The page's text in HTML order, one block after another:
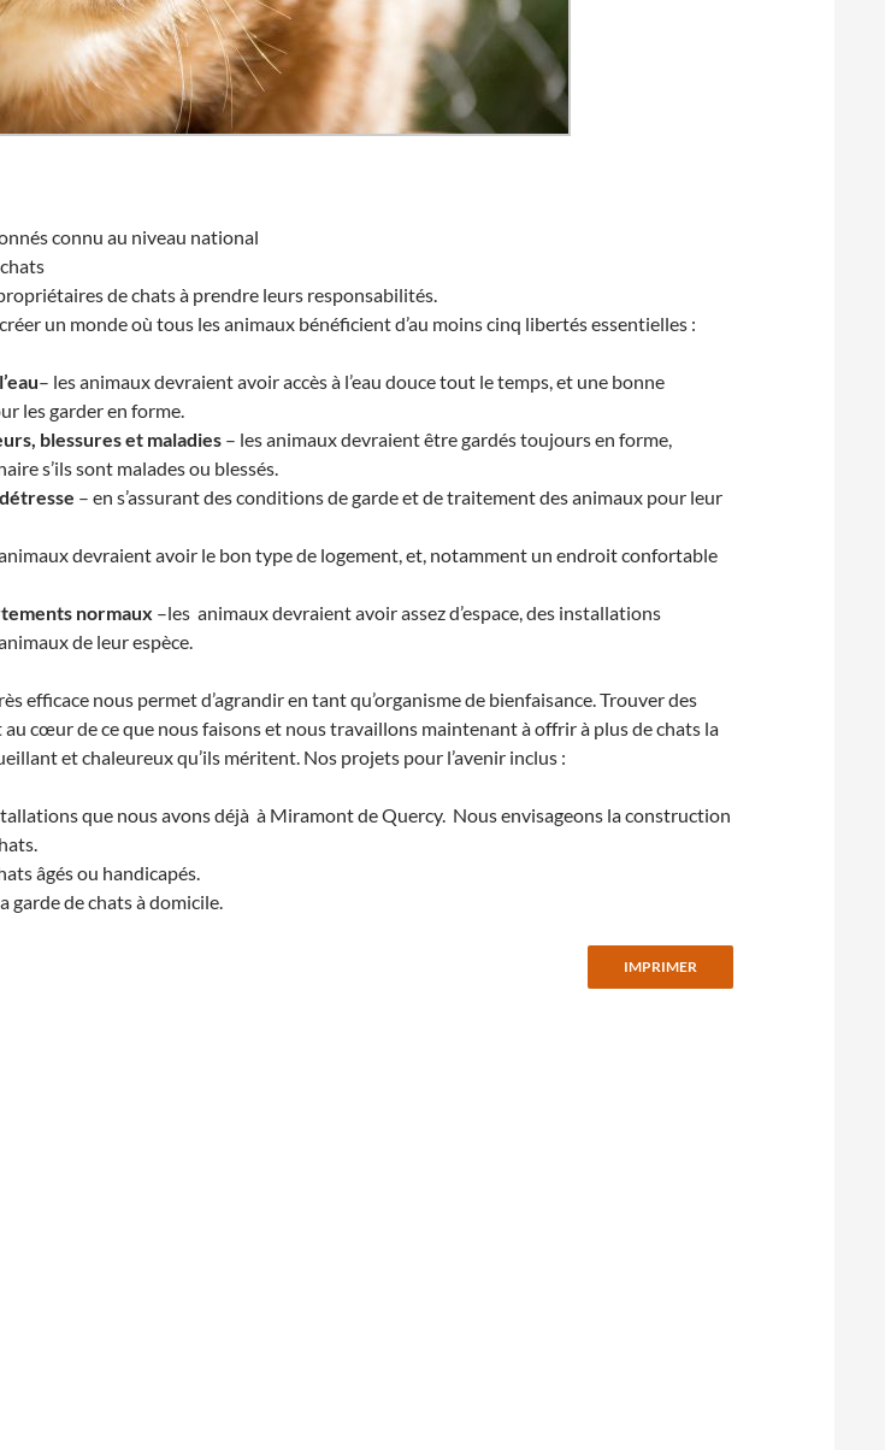
connu au niveau national
de chats à prendre leurs responsabilités.
un monde où tous les animaux bénéficient d’au moins cinq libertés essentielles :
– les animaux devraient avoir accès à l’eau douce tout le temps, et une bonne
les garder en forme.
blessures et maladies – les animaux devraient être gardés toujours en forme,
s’ils sont malades ou blessés.
– en s’assurant des conditions de garde et de traitement des animaux pour leur
devraient avoir le bon type de logement, et, notamment un endroit confortable
normaux –les animaux devraient avoir assez d’espace, des installations
de leur espèce.
efficace nous permet d’agrandir en tant qu’organisme de bienfaisance. Trouver des
cœur de ce que nous faisons et nous travaillons maintenant à offrir à plus de chats la
et chaleureux qu’ils méritent. Nos projets pour l’avenir inclus :
que nous avons déjà à Miramont de Quercy. Nous envisageons la construction
âgés ou handicapés.
garde de chats à domicile.